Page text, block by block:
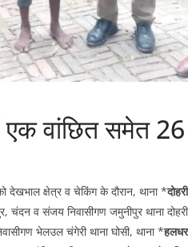
वांछित समेत 26
देखभाल क्षेत्र व चेकिंग के दौरान, थाना *
चंदन व संजय निवासीगण जमुनीपुर थाना
भेलउल चंगेरी थाना घोसी, थाना *